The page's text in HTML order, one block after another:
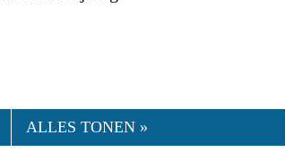
ALLES TONEN »